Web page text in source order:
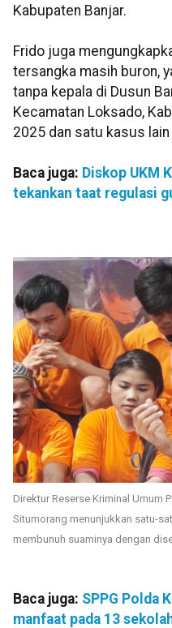
Kabupaten Banjar.
Frido juga
tersangka masih buron,
tanpa kepala di Dusun
Kecamatan Loksado,
2025 dan satu kasus
Baca juga: Diskop UKM
tekankan taat regulasi
Direktur Reserse Kriminal Umum
Situmorang menunjukkan satu-
membunuh suaminya dengan
Baca juga: SPPG Polda
manfaat pada 13